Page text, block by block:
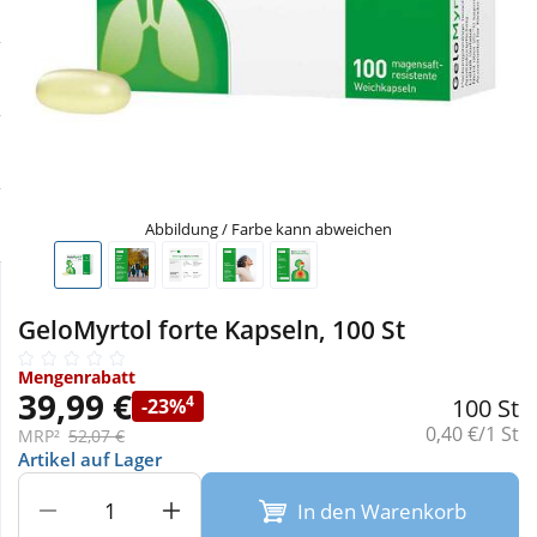
Schnäppchen
Täglich gut versorgt
Körperpflege & Kosmetik
Liebe & Erotik
Nahrungsergänzung
Sanitätshaus
Sport & Fitness
Tierbedarf
Physiogel
Aliud Pharma
Abbildung / Farbe kann abweichen
GeloMyrtol forte Kapseln, 100 St
Mengenrabatt
39,99 € -23%4
MRP² 52,07 €
100 St
Grundpreis:
0,40 €/1 St
Artikel auf Lager
In den Warenkorb